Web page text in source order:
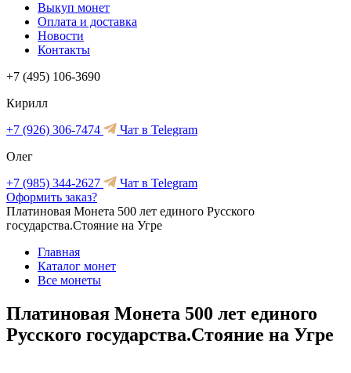
Выкуп монет
Оплата и доставка
Новости
Контакты
+7 (495) 106-3690
Кирилл
+7 (926) 306-7474
Чат в Telegram
Олег
+7 (985) 344-2627
Чат в Telegram
Оформить заказ?
Платиновая Монета 500 лет единого Русского
государства.Стояние на Угре
Главная
Каталог монет
Все монеты
Платиновая Монета 500 лет единого
Русского государства.Стояние на Угре